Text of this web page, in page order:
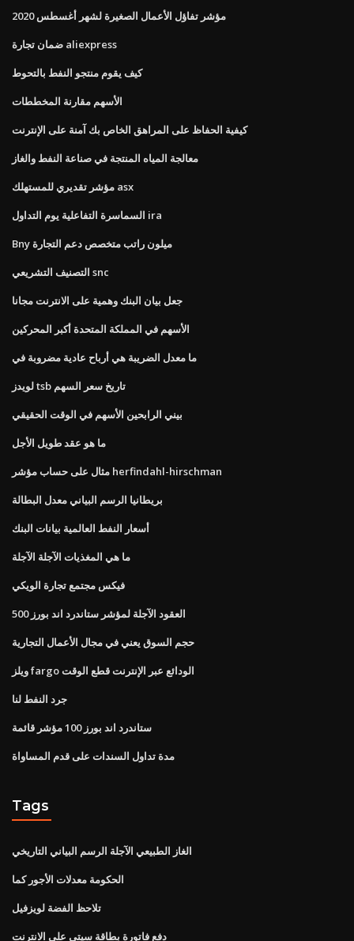
مؤشر تفاؤل الأعمال الصغيرة لشهر أغسطس 2020
ضمان تجارة aliexpress
كيف يقوم منتجو النفط بالتحوط
الأسهم مقارنة المخططات
كيفية الحفاظ على المراهق الخاص بك آمنة على الإنترنت
معالجة المياه المنتجة في صناعة النفط والغاز
مؤشر تقديري للمستهلك asx
السماسرة التفاعلية يوم التداول ira
Bny ميلون راتب متخصص دعم التجارة
التصنيف التشريعي snc
جعل بيان البنك وهمية على الانترنت مجانا
الأسهم في المملكة المتحدة أكبر المحركين
ما معدل الضريبة هي أرباح عادية مضروبة في
لويدز tsb تاريخ سعر السهم
بيني الرابحين الأسهم في الوقت الحقيقي
ما هو عقد طويل الأجل
مثال على حساب مؤشر herfindahl-hirschman
بريطانيا الرسم البياني معدل البطالة
أسعار النفط العالمية بيانات البنك
ما هي المغذيات الآجلة الآجلة
فيكس مجتمع تجارة الويكي
العقود الآجلة لمؤشر ستاندرد اند بورز 500
حجم السوق يعني في مجال الأعمال التجارية
ويلز fargo الودائع عبر الإنترنت قطع الوقت
جرد النفط لنا
ستاندرد اند بورز 100 مؤشر قائمة
مدة تداول السندات على قدم المساواة
Tags
الغاز الطبيعي الآجلة الرسم البياني التاريخي
الحكومة معدلات الأجور كما
تلاحظ الفضة لويزفيل
دفع فاتورة بطاقة سيتي على الانترنت